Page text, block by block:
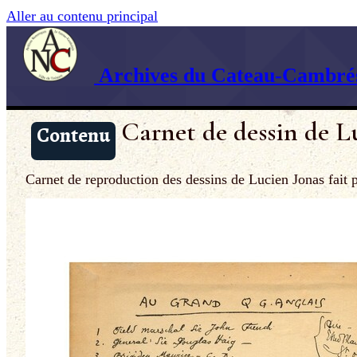
Aller au contenu principal
Archives du Cateau-
Contenu Carnet de dessin de
Carnet de reproduction des dessins de Lucien Jonas fait